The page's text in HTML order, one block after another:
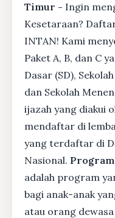
Timur - Ingin
Kesetaraan?
INTAN! Kami
Paket A, B, dan C
Dasar (SD),
dan Sekolah
ijazah yang diakui
mendaftar di
yang terdaftar di
Nasional.
adalah program
bagi anak-anak
atau orang